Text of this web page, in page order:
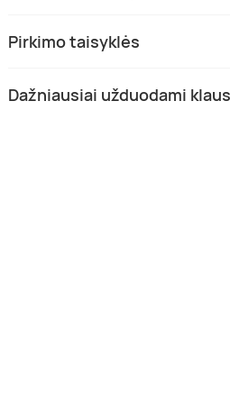
Pirkimo taisyklės
Dažniausiai užduodami